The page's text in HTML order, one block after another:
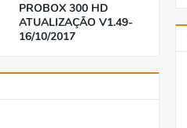
PROBOX 300 HD
ATUALIZAÇÃO V1.49-
16/10/2017